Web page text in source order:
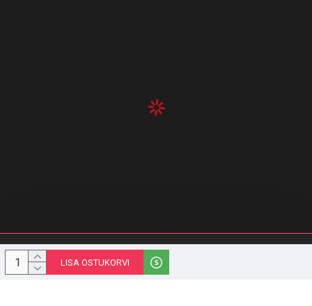
LISA OSTUKORVI
© 1996-2023 Melior Group OÜ | stiilipidu.ee | Kõik õigused kaitstud